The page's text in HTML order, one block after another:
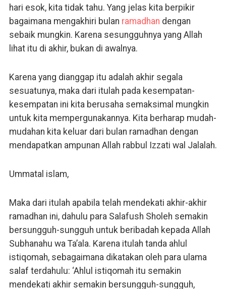
hari esok, kita tidak tahu. Yang jelas kita berpikir
bagaimana mengakhiri bulan ramadhan dengan
sebaik mungkin. Karena sesungguhnya yang Allah
lihat itu di akhir, bukan di awalnya.
Karena yang dianggap itu adalah akhir segala
sesuatunya, maka dari itulah pada kesempatan-
kesempatan ini kita berusaha semaksimal mungkin
untuk kita mempergunakannya. Kita berharap mudah-
mudahan kita keluar dari bulan ramadhan dengan
mendapatkan ampunan Allah rabbul Izzati wal Jalalah.
Ummatal islam,
Maka dari itulah apabila telah mendekati akhir-akhir
ramadhan ini, dahulu para Salafush Sholeh semakin
bersungguh-sungguh untuk beribadah kepada Allah
Subhanahu wa Ta’ala. Karena itulah tanda ahlul
istiqomah, sebagaimana dikatakan oleh para ulama
salaf terdahulu: ‘Ahlul istiqomah itu semakin
mendekati akhir semakin bersungguh-sungguh,